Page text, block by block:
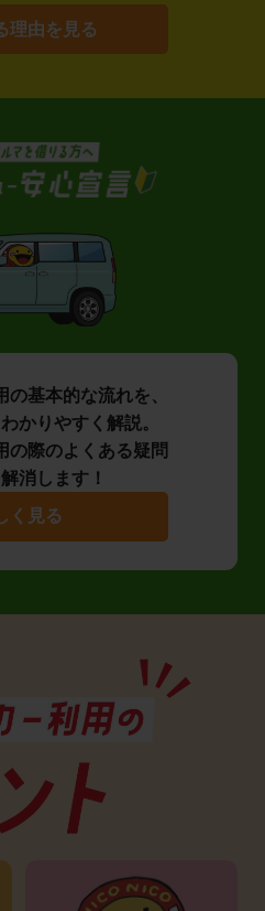
理由を見る
の基本的な流れを、
かりやすく解説。
の際のよくある疑問
消します！
く見る